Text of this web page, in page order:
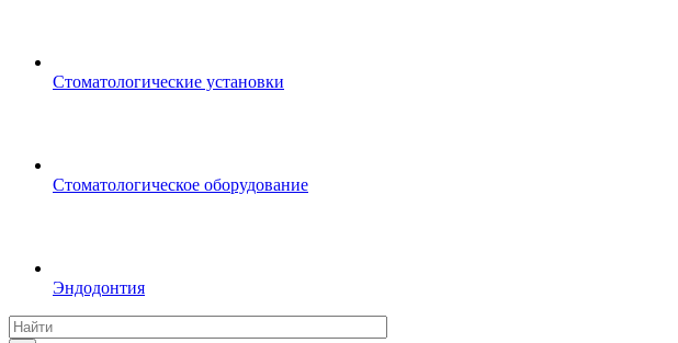
Стоматологические установки
Стоматологическое оборудование
Эндодонтия